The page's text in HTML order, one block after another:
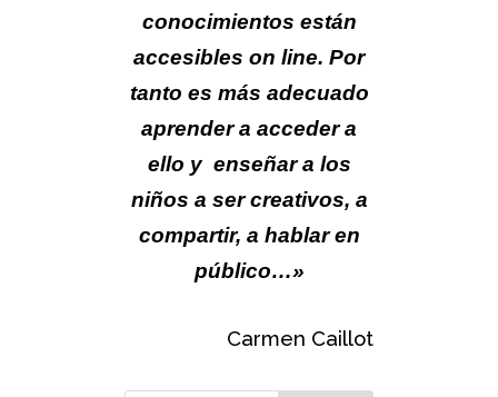
conocimientos están
accesibles on line. Por
tanto es más adecuado
aprender a acceder a
ello y enseñar a los
niños a ser creativos, a
compartir, a hablar en
público…»
Carmen Caillot